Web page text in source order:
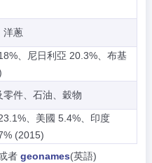
洋蔥
、尼日利亞 20.3%、布基
件、石油、穀物
、美國 5.4%、印度
(2015)
者 geonames(英語)